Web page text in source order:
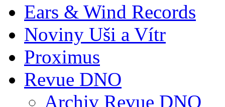
Ears & Wind Records
Noviny Uši a Vítr
Proximus
Revue DNO
Archiv Revue DNO